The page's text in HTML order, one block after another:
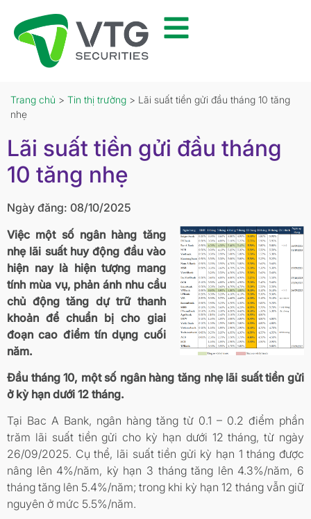
Trang chủ > Tin thị trường > Lãi suất tiền gửi đầu tháng 10 tăng
nhẹ
Lãi suất tiền gửi đầu tháng
10 tăng nhẹ
Ngày đăng: 08/10/2025
Việc một số ngân hàng tăng
nhẹ lãi suất huy động đầu vào
hiện nay là hiện tượng mang
tính mùa vụ, phản ánh nhu cầu
chủ động tăng dự trữ thanh
khoản để chuẩn bị cho giai
đoạn cao điểm tín dụng cuối
năm.
Đầu tháng 10, một số ngân hàng tăng nhẹ lãi suất tiền gửi
ở kỳ hạn dưới 12 tháng.
Tại Bac A Bank, ngân hàng tăng từ 0.1 – 0.2 điểm phần
trăm lãi suất tiền gửi cho kỳ hạn dưới 12 tháng, từ ngày
26/09/2025. Cụ thể, lãi suất tiền gửi kỳ hạn 1 tháng được
nâng lên 4%/năm, kỳ hạn 3 tháng tăng lên 4.3%/năm, 6
tháng tăng lên 5.4%/năm; trong khi kỳ hạn 12 tháng vẫn giữ
nguyên ở mức 5.5%/năm.